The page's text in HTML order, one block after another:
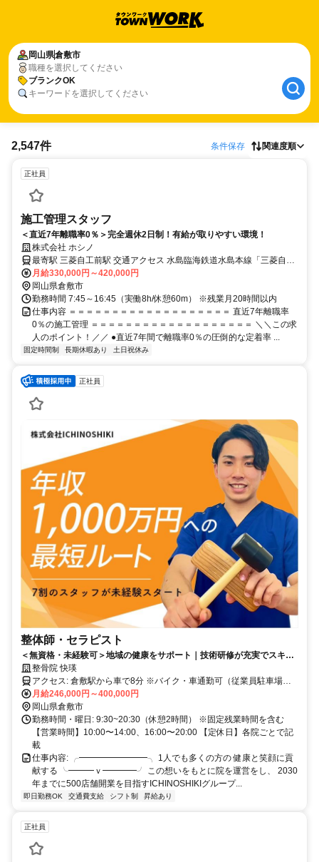
岡山県倉敷市
職種を選択してください
ブランクOK
キーワードを選択してください
2,547件 条件保存 関連度順
正社員
施工管理スタッフ
＜直近7年離職率0％＞完全週休2日制！有給が取りやすい環境！
株式会社 ホシノ
最寄駅 三菱自工前駅 交通アクセス 水島臨海鉄道水島本線「三菱自工
月給330,000円～420,000円
岡山県倉敷市
勤務時間 7:45～16:45（実働8h/休憩60m） ※残業月20時間以内
仕事内容 ＝＝＝＝＝＝＝＝＝＝＝＝＝＝＝＝＝＝＝ 直近7年離職率
0％の施工管理 ＝＝＝＝＝＝＝＝＝＝＝＝＝＝＝＝＝＝＝ ＼＼この求
人のポイント！／／ ●直近7年間で離職率0％の圧倒的な定着率 ...
固定時間制 長期休暇あり 土日祝休み
正社員
整体師・セラピスト
＜無資格・未経験可＞地域の健康をサポート｜技術研修が充実でスキル
アップし続けられる｜賞与平均200万円／年｜1000万円プレーヤーも目
指せる
整骨院 快瑛
アクセス: 倉敷駅から車で8分 ※バイク・車通勤可（従業員駐車場あ
り） ハローズ 田ノ上店 目の前！
月給246,000円～400,000円
岡山県倉敷市
勤務時間・曜日: 9:30~20:30（休憩2時間） ※固定残業時間を含む
【営業時間】10:00〜14:00、16:00〜20:00 【定休日】各院ごとで記
載
仕事内容: ╭━━━━━━━━╮ 1人でも多くの方の 健康と笑顔に貢
献する ╰━━━ｖ━━━━╯ この想いをもとに院を運営をし、 2030
年までに500店舗開業を目指すICHINOSHIKIグループ...
即日勤務OK 交通費支給 シフト制 昇給あり
正社員